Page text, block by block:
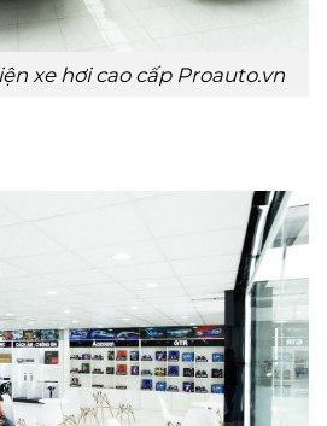
xe hơi cao cấp Proauto.vn